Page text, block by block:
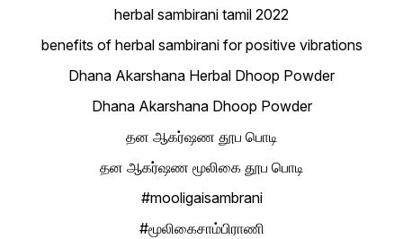
herbal sambirani tamil 2022
benefits of herbal sambirani for positive vibrations
Dhana Akarshana Herbal Dhoop Powder
Dhana Akarshana Dhoop Powder
தன ஆகர்ஷண தூப பொடி
தன ஆகர்ஷண மூலிகை தூப பொடி
#mooligaisambrani
#மூலிகைசாம்பிராணி